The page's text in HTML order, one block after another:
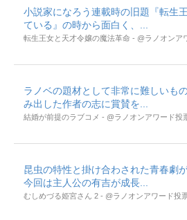
小説家になろう連載時の旧題『転生
ている』の時から面白く、...
転生王女と天才令嬢の魔法革命 - @ラノオンア
ラノベの題材として非常に難しいも
み出した作者の志に賞賛を...
結婚が前提のラブコメ - @ラノオンアワード投
昆虫の特性と掛け合わされた青春劇
今回は主人公の有吉が成長...
むしめづる姫宮さん 2 - @ラノオンアワード投